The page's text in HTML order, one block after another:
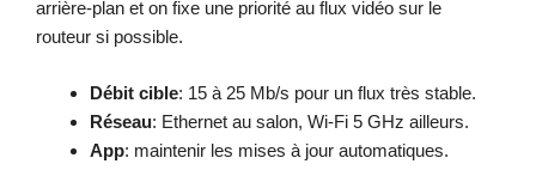
arrière-plan et on fixe une priorité au flux vidéo sur le
routeur si possible.
Débit cible: 15 à 25 Mb/s pour un flux très stable.
Réseau: Ethernet au salon, Wi‑Fi 5 GHz ailleurs.
App: maintenir les mises à jour automatiques.